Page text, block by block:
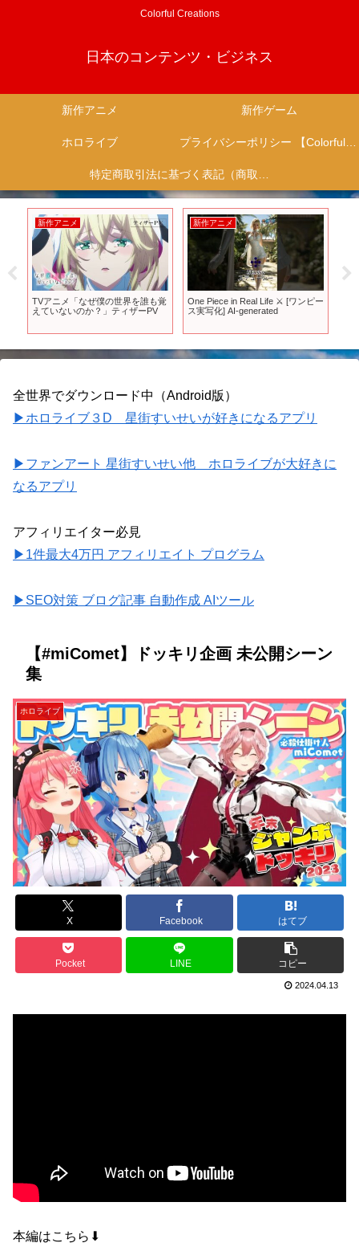
Colorful Creations
日本のコンテンツ・ビジネス
新作アニメ 新作ゲーム
ホロライブ プライバシーポリシー 【Colorful Creation】
特定商取引法に基づく表記（商取引に関する開示）
新作アニメ
TVアニメ「なぜ僕の世界を誰も覚
えていないのか？」ティザーPV
新作アニメ
One Piece in Real Life ⚔️ [ワンピー
ス実写化] AI-generated
全世界でダウンロード中（Android版）
▶ホロライブ３D 星街すいせいが好きになるアプリ
▶ファンアート 星街すいせい他 ホロライブが大好きに
なるアプリ
アフィリエイター必見
▶1件最大4万円 アフィリエイト プログラム
▶SEO対策 ブログ記事 自動作成 AIツール
【#miComet】ドッキリ企画 未公開シーン
集
ホロライブ
X Facebook はてブ
Pocket LINE コピー
2024.04.13
本編はこちら⬇︎